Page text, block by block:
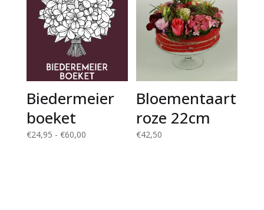
Biedermeier
boeket
€24,95 - €60,00Prijsklasse:
Bloementaart
roze 22cm
€42,50